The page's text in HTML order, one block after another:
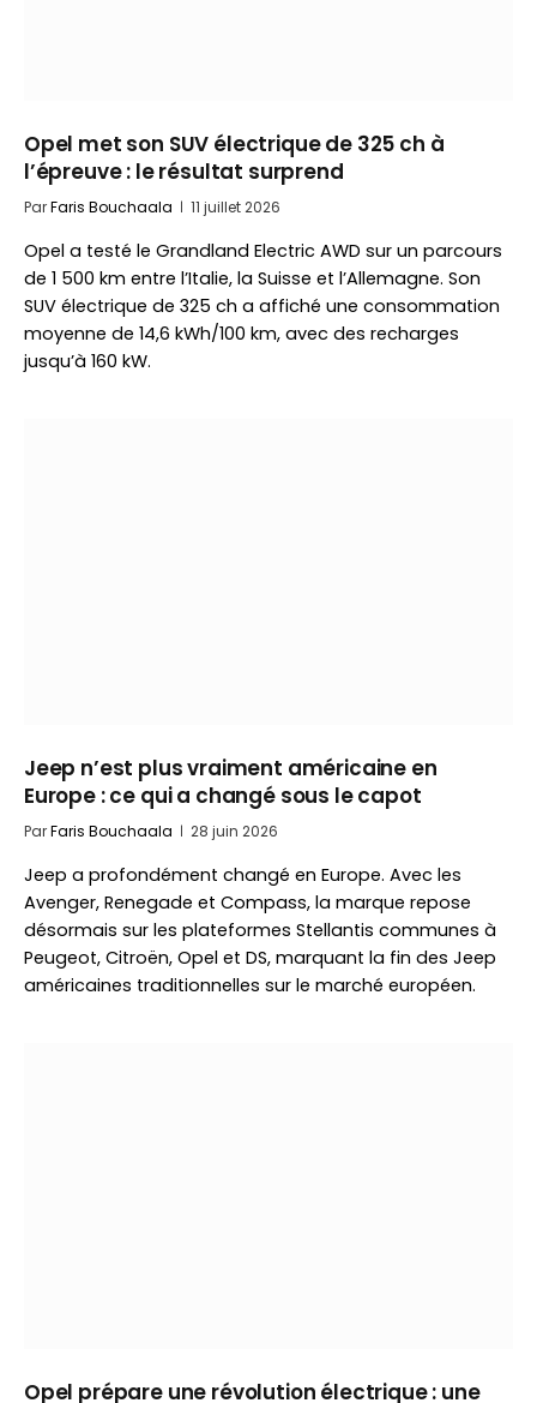
Opel met son SUV électrique de 325 ch à
l’épreuve : le résultat surprend
ParFaris Bouchaala 11 juillet 2026
Opel a testé le Grandland Electric AWD sur un parcours
de 1 500 km entre l’Italie, la Suisse et l’Allemagne. Son
SUV électrique de 325 ch a affiché une consommation
moyenne de 14,6 kWh/100 km, avec des recharges
jusqu’à 160 kW.
Jeep n’est plus vraiment américaine en
Europe : ce qui a changé sous le capot
ParFaris Bouchaala 28 juin 2026
Jeep a profondément changé en Europe. Avec les
Avenger, Renegade et Compass, la marque repose
désormais sur les plateformes Stellantis communes à
Peugeot, Citroën, Opel et DS, marquant la fin des Jeep
américaines traditionnelles sur le marché européen.
Opel prépare une révolution électrique : une